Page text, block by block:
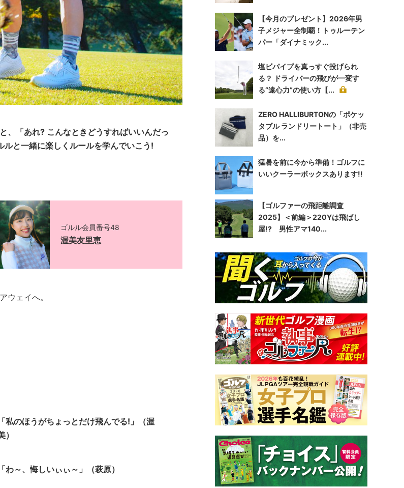
、「あれ? こんなときどうすればいいんだっ
と一緒に楽しくルールを学んでいこう!
ゴルル会員番号48
渥美友里恵
ウェイへ。
「私のほうがちょっとだけ飛んでる!」（渥
）
「わ～、悔しいぃぃ～」（萩原）
【今月のプレゼント】2026年男
子メジャー全制覇！トゥルーテン
パー「ダイナミック...
塩ビパイプを真っすぐ投げられ
る？ ドライバーの飛びが一変す
る“遠心力”の使い方【...
ZERO HALLIBURTONの「ポケッ
タブル ランドリートート」（非売
品）を...
猛暑を前に今から準備！ゴルフに
いいクーラーボックスあります!!
【ゴルファーの飛距離調査
2025】＜前編＞220Yは飛ばし
屋!? 男性アマ140...